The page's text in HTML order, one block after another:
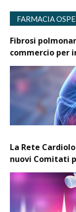
FARMACIA
Fibrosi
commercio per
La Rete
nuovi Comitati